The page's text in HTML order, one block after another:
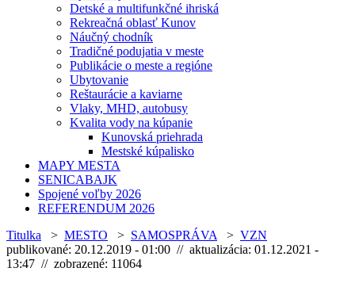
Detské a multifunkčné ihriská
Rekreačná oblasť Kunov
Náučný chodník
Tradičné podujatia v meste
Publikácie o meste a regióne
Ubytovanie
Reštaurácie a kaviarne
Vlaky, MHD, autobusy
Kvalita vody na kúpanie
Kunovská priehrada
Mestské kúpalisko
MAPY MESTA
SENICABAJK
Spojené voľby 2026
REFERENDUM 2026
Titulka > MESTO > SAMOSPRÁVA > VZN
publikované: 20.12.2019 - 01:00 // aktualizácia: 01.12.2021 -
13:47 // zobrazené: 11064